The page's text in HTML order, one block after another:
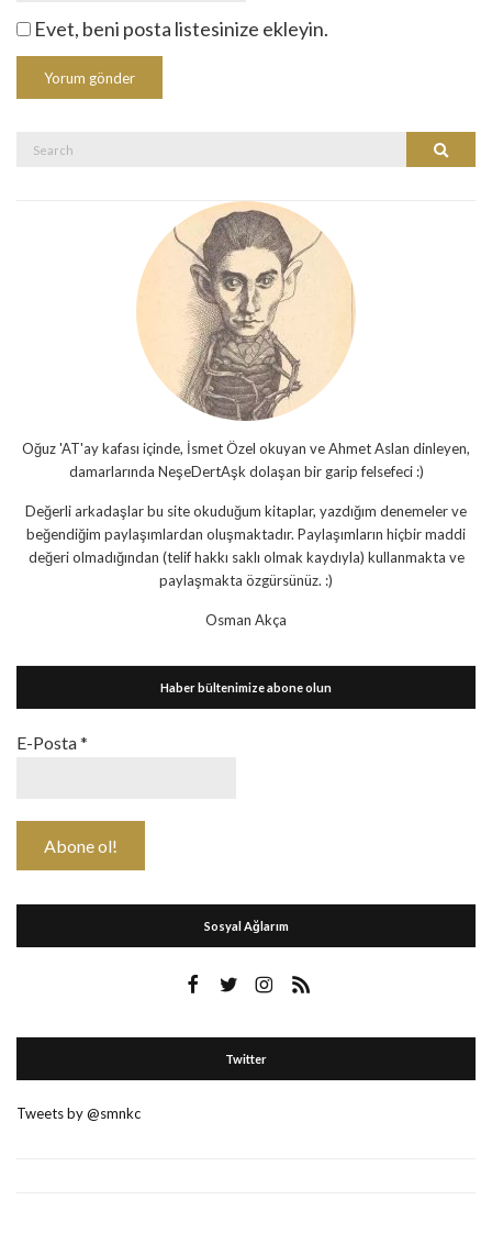
Evet, beni posta listesinize ekleyin.
Search
Oğuz 'AT'ay kafası içinde, İsmet Özel okuyan ve Ahmet Aslan dinleyen,
damarlarında NeşeDertAşk dolaşan bir garip felsefeci :)
Değerli arkadaşlar bu site okuduğum kitaplar, yazdığım denemeler ve
beğendiğim paylaşımlardan oluşmaktadır. Paylaşımların hiçbir maddi
değeri olmadığından (telif hakkı saklı olmak kaydıyla) kullanmakta ve
paylaşmakta özgürsünüz. :)
Osman Akça
Haber bültenimize abone olun
E-Posta*
Sosyal Ağlarım
Twitter
Tweets by @smnkc